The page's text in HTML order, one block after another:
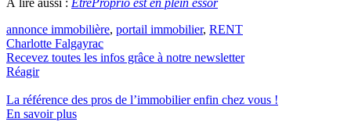
annonce immobilière, portail immobilier, RENT
Charlotte Falgayrac
Recevez toutes les infos grâce à notre newsletter
Réagir
La référence des pros de l’immobilierenfin chez vous !
En savoir plus